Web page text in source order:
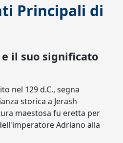
Principali di
il suo significato
nel 129 d.C., segna
storica a Jerash
maestosa fu eretta per
Adriano alla